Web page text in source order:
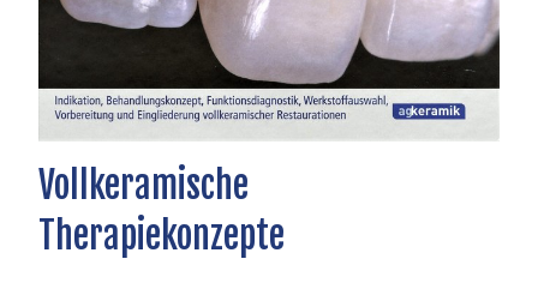
Vollkeramische
Therapiekonzepte